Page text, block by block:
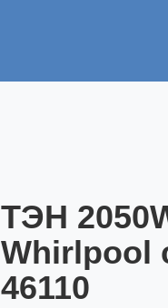
ТЭН
Whirlpool
46110